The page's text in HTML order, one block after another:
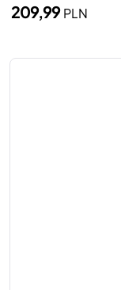
209,99PLN